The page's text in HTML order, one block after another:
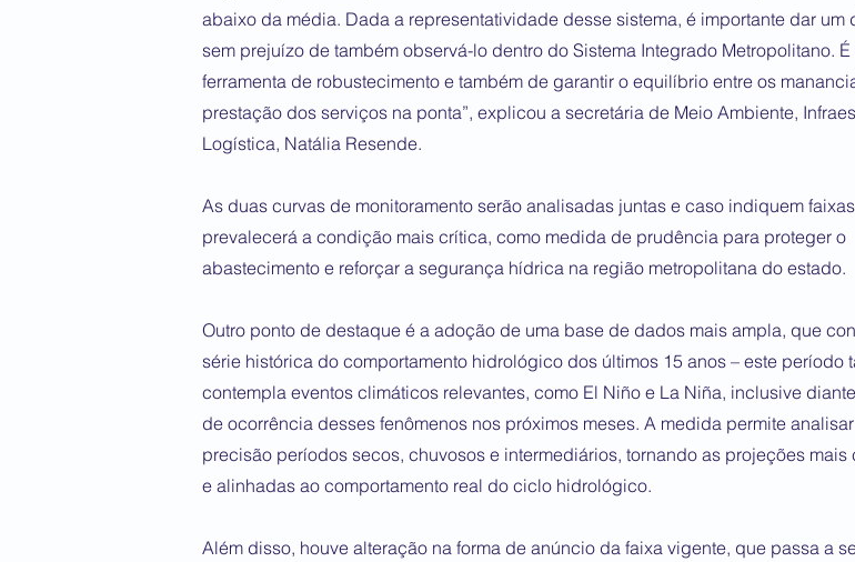
abaixo da média. Dada a representatividade desse sistema, é importante dar um
sem prejuízo de também observá-lo dentro do Sistema Integrado Metropolitano. É
ferramenta de robustecimento e também de garantir o equilíbrio entre os
prestação dos serviços na ponta”, explicou a secretária de Meio Ambiente,
Logística, Natália Resende.
As duas curvas de monitoramento serão analisadas juntas e caso indiquem
prevalecerá a condição mais crítica, como medida de prudência para proteger o
abastecimento e reforçar a segurança hídrica na região metropolitana do estado.
Outro ponto de destaque é a adoção de uma base de dados mais ampla, que
série histórica do comportamento hidrológico dos últimos 15 anos – este período
contempla eventos climáticos relevantes, como El Niño e La Niña, inclusive
de ocorrência desses fenômenos nos próximos meses. A medida permite
precisão períodos secos, chuvosos e intermediários, tornando as projeções mais
e alinhadas ao comportamento real do ciclo hidrológico.
Além disso, houve alteração na forma de anúncio da faixa vigente, que passa a